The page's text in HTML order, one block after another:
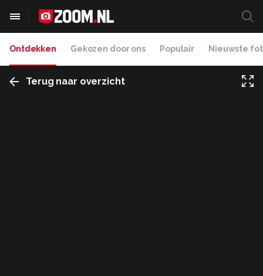
Ontdekken Gekozen door ons Populair Nieuwste
Terug naar overzicht